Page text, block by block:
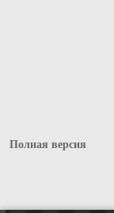
Полная версия